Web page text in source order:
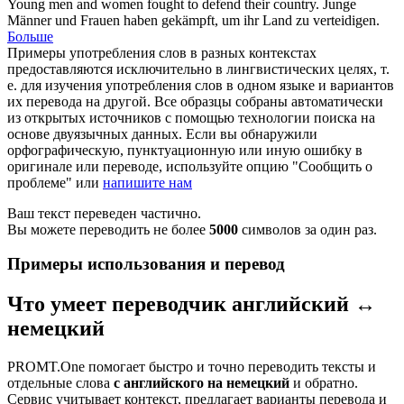
Young men and women fought to defend their country. Junge
Männer und Frauen haben gekämpft, um ihr Land zu verteidigen.
Больше
Примеры употребления слов в разных контекстах
предоставляются исключительно в лингвистических целях, т.
е. для изучения употребления слов в одном языке и вариантов
их перевода на другой. Все образцы собраны автоматически
из открытых источников с помощью технологии поиска на
основе двуязычных данных. Если вы обнаружили
орфографическую, пунктуационную или иную ошибку в
оригинале или переводе, используйте опцию "Сообщить о
проблеме" или напишите нам
Ваш текст переведен частично.
Вы можете переводить не более 5000 символов за один раз.
Примеры использования и перевод
Что умеет переводчик английский ↔
немецкий
PROMT.One помогает быстро и точно переводить тексты и
отдельные слова с английского на немецкий и обратно.
Сервис учитывает контекст, предлагает варианты перевода и